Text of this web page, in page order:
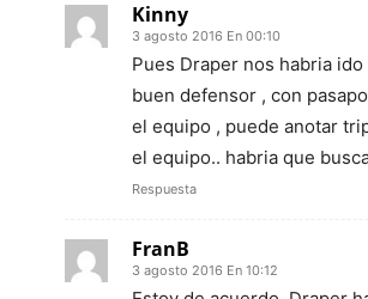
Kinny
3 agosto 2016 En 00:10
Pues Draper nos habria
buen defensor , con
el equipo , puede anotar
el equipo.. habria que
Respuesta
FranB
3 agosto 2016 En 10:12